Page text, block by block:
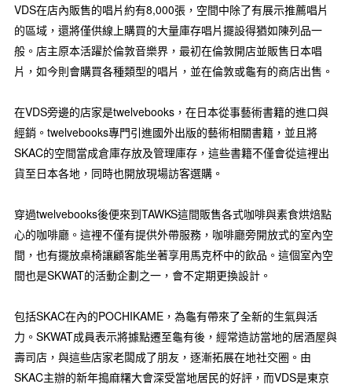
VDS在店內販售的唱片約有8,000張，空間中除了有展示推薦唱片
的區域，還將僅供線上購買的大量庫存唱片擺設得猶如陳列品一
般。店主原本活躍於倫敦音樂界，最初在倫敦開店並販售日本唱
片，如今則會購買各種類型的唱片，並在倫敦或龜有的商店出售。
在VDS旁邊的店家是twelvebooks，在日本從事藝術書籍的進口與
經銷。twelvebooks專門引進國外出版的藝術相關書籍，並且將
SKAC的空間當成倉庫存放及管理庫存，這些書籍不僅會從這裡出
貨至日本各地，同時也開放現場訪客選購。
穿過twelvebooks後便來到TAWKS這間販售各式咖啡與素食烘焙點
心的咖啡廳。這裡不僅有提供外帶服務，咖啡廳旁開放式的室內空
間，也有擺放桌椅讓顧客能坐著享用馬克杯中的飲品。這個室內空
間也是SKWAT的活動企劃之一，會不定期更換設計。
包括SKAC在內的POCHIKAME，為龜有帶來了全新的生氣與活
力。SKWAT成員表示將據點遷至龜有後，經常造訪當地的居酒屋與
壽司店，與這些店家老闆成了朋友，逐漸拓展在地社交圈。由
SKAC主辦的新年搗麻糬大會深受當地居民的好評，而VDS是東京